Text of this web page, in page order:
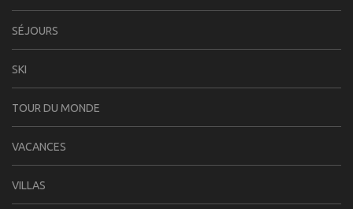
SÉJOURS
SKI
TOUR DU MONDE
VACANCES
VILLAS